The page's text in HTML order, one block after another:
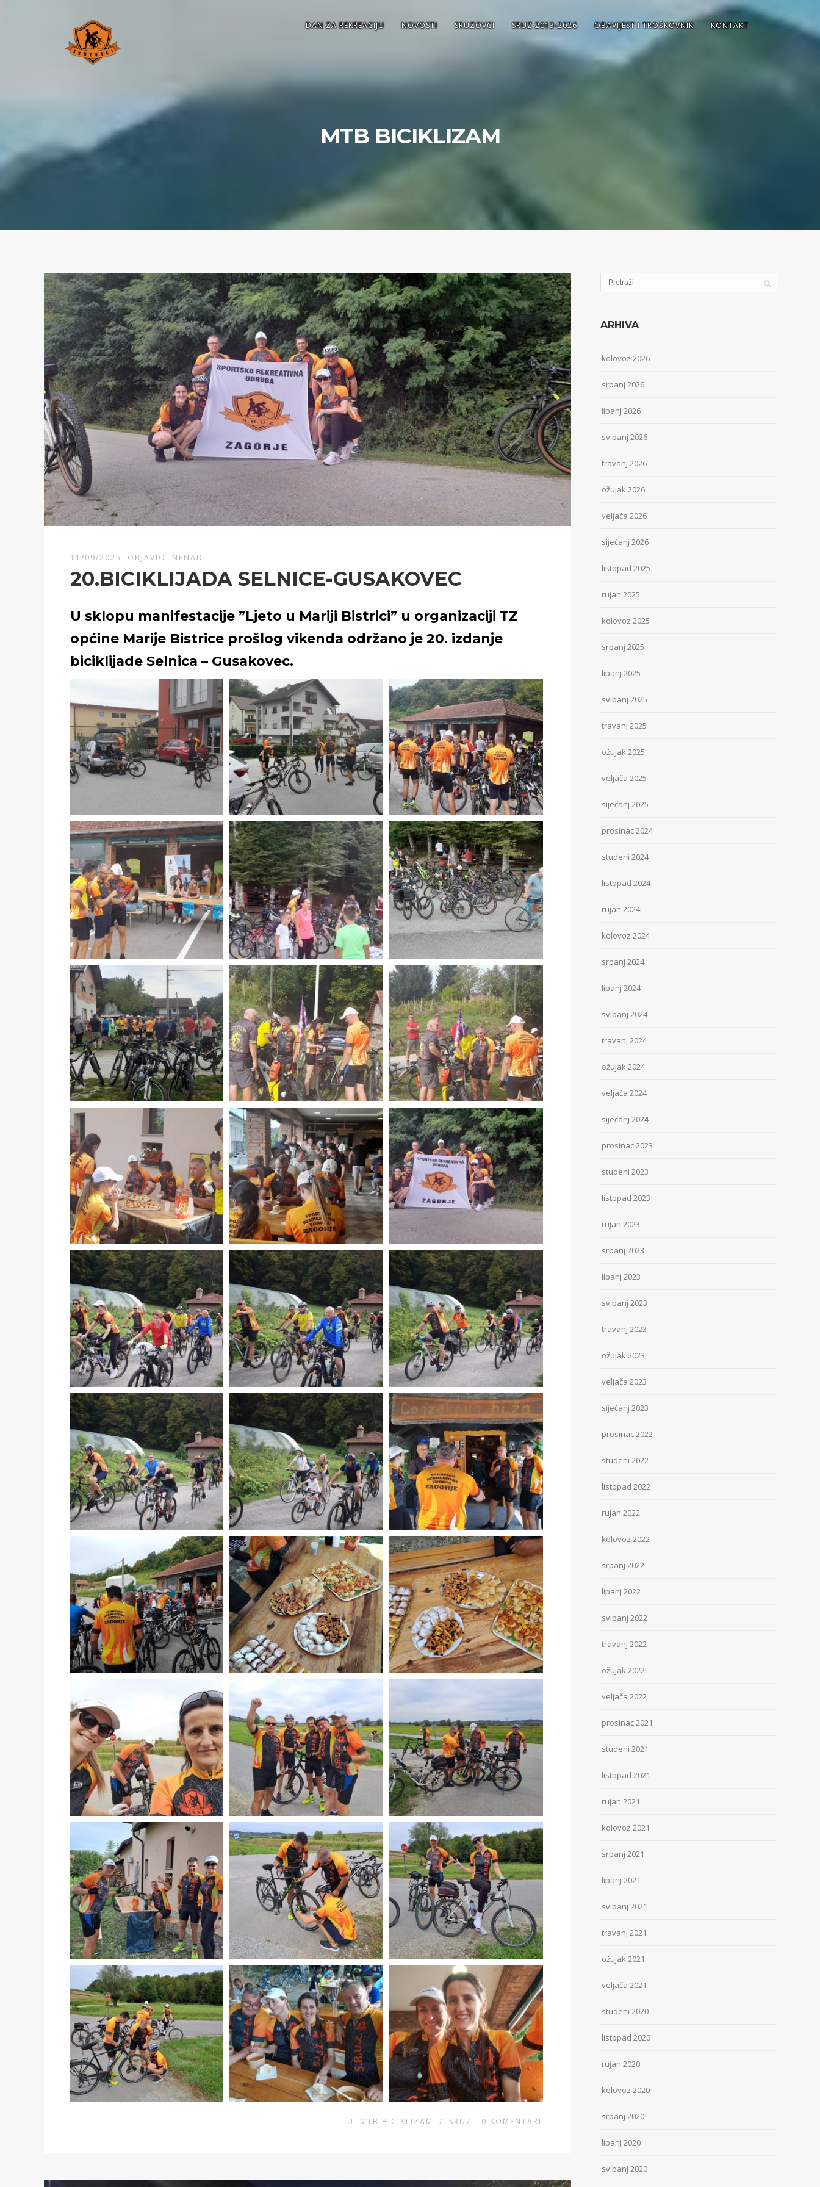
DAN ZA REKREACIJU NOVOSTI SRUZOVCI SRUZ 2013-2026 OBAVIJEST I TROŠKOVNIK KONTAKT
MTB BICIKLIZAM
11/09/2025 OBJAVIO NENAD
20.BICIKLIJADA SELNICE-GUSAKOVEC
U sklopu manifestacije ”Ljeto u Mariji Bistrici” u organizaciji TZ
općine Marije Bistrice prošlog vikenda održano je 20. izdanje
biciklijade Selnica – Gusakovec.
U MTB BICIKLIZAM / SRUZ 0 KOMENTARI
ARHIVA
kolovoz 2026
srpanj 2026
lipanj 2026
svibanj 2026
travanj 2026
ožujak 2026
veljača 2026
siječanj 2026
listopad 2025
rujan 2025
kolovoz 2025
srpanj 2025
lipanj 2025
svibanj 2025
travanj 2025
ožujak 2025
veljača 2025
siječanj 2025
prosinac 2024
studeni 2024
listopad 2024
rujan 2024
kolovoz 2024
srpanj 2024
lipanj 2024
svibanj 2024
travanj 2024
ožujak 2024
veljača 2024
siječanj 2024
prosinac 2023
studeni 2023
listopad 2023
rujan 2023
srpanj 2023
lipanj 2023
svibanj 2023
travanj 2023
ožujak 2023
veljača 2023
siječanj 2023
prosinac 2022
studeni 2022
listopad 2022
rujan 2022
kolovoz 2022
srpanj 2022
lipanj 2022
svibanj 2022
travanj 2022
ožujak 2022
veljača 2022
prosinac 2021
studeni 2021
listopad 2021
rujan 2021
kolovoz 2021
srpanj 2021
lipanj 2021
svibanj 2021
travanj 2021
ožujak 2021
veljača 2021
studeni 2020
listopad 2020
rujan 2020
kolovoz 2020
srpanj 2020
lipanj 2020
svibanj 2020